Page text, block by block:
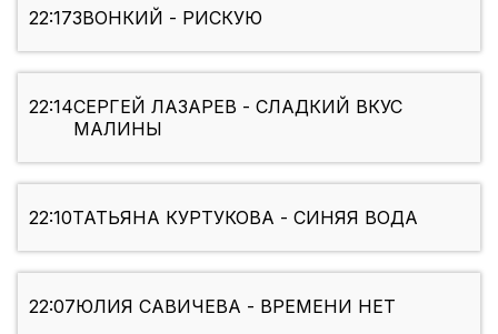
22:17ЗВОНКИЙ - РИСКУЮ
22:14СЕРГЕЙ ЛАЗАРЕВ - СЛАДКИЙ ВКУС
МАЛИНЫ
22:10ТАТЬЯНА КУРТУКОВА - СИНЯЯ ВОДА
22:07ЮЛИЯ САВИЧЕВА - ВРЕМЕНИ НЕТ